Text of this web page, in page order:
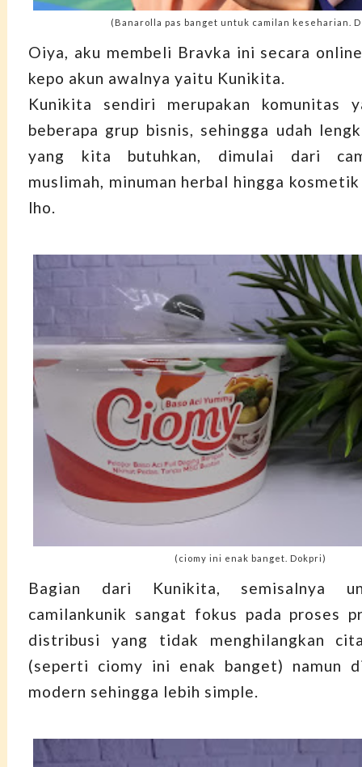
(Banarolla pas banget untuk camilan keseharian.
Oiya, aku membeli Bravka ini secara
kepo akun awalnya yaitu Kunikita.
Kunikita sendiri merupakan komunitas
beberapa grup bisnis, sehingga udah
yang kita butuhkan, dimulai dari
muslimah, minuman herbal hingga
lho.
(ciomy ini enak banget. Dokpri)
Bagian dari Kunikita, semisalnya
camilankunik sangat fokus pada proses
distribusi yang tidak menghilangkan
(seperti ciomy ini enak banget) namun
modern sehingga lebih simple.